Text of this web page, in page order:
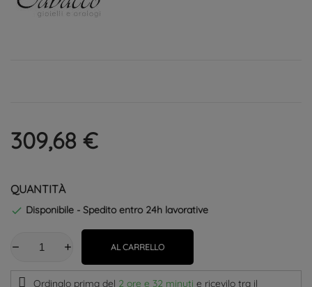
309,68 €
QUANTITÀ
 Disponibile - Spedito entro 24h lavorative
AL CARRELLO
Ordinalo prima del 2 ore e 32 minuti e ricevilo tra il